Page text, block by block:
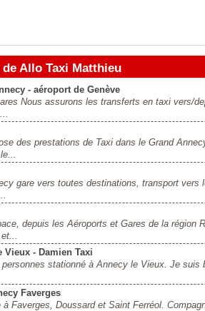
Allo Taxi Matthieu
- aéroport de Genève
Nous assurons les transferts en taxi vers/
des prestations de Taxi dans le Grand
gare vers toutes destinations, transport
depuis les Aéroports et Gares de la région
Vieux - Damien Taxi
stationné à Annecy le Vieux. Je
Faverges
Faverges, Doussard et Saint Ferréol.